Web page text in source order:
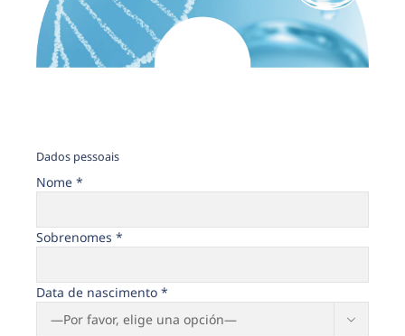
Dados pessoais
Nome *
Sobrenomes *
Data de nascimento *
